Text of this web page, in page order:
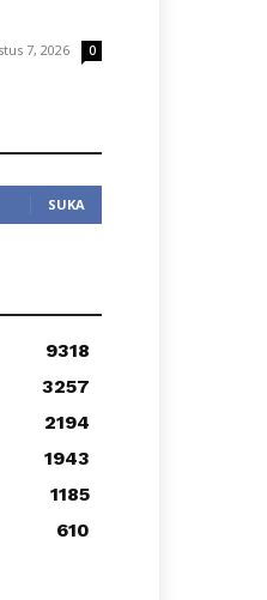
7, 2026 0
SUKA
9318
3257
2194
1943
1185
610